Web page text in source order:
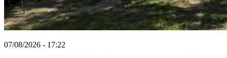
07/08/2026 - 17:22